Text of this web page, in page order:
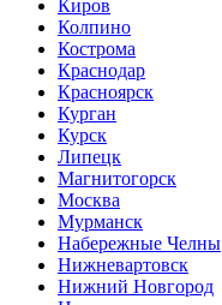
Киров
Колпино
Кострома
Краснодар
Красноярск
Курган
Курск
Липецк
Магнитогорск
Москва
Мурманск
Набережные Челны
Нижневартовск
Нижний Новгород